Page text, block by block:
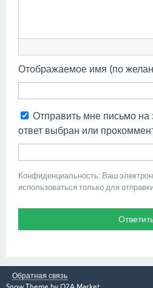
Отображаемое имя (по
Отправить мне письмо на
ответ выбран или
Конфиденциальность: Ваш
использоваться только для
Обратная связь